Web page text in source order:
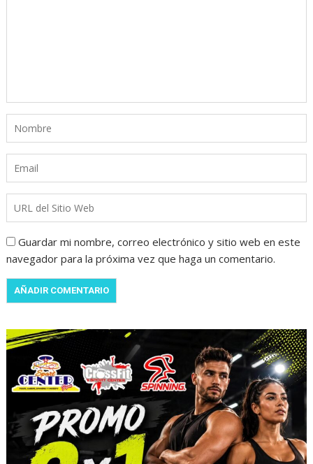
Guardar mi nombre, correo electrónico y sitio web en este
navegador para la próxima vez que haga un comentario.